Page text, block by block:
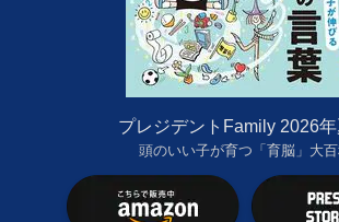
プレジデントFamily 2026
頭のいい子が育つ「育脳」大